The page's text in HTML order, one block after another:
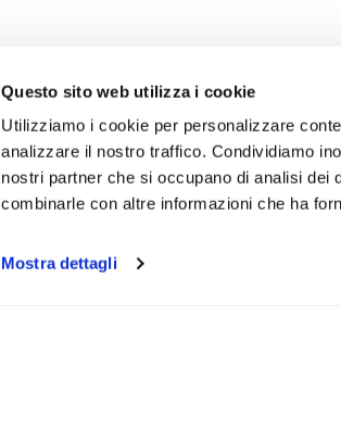
Questo sito web utilizza i cookie
Utilizziamo i cookie per personalizzare
analizzare il nostro traffico. Condividiamo
nostri partner che si occupano di analisi dei
combinarle con altre informazioni che ha
Mostra dettagli